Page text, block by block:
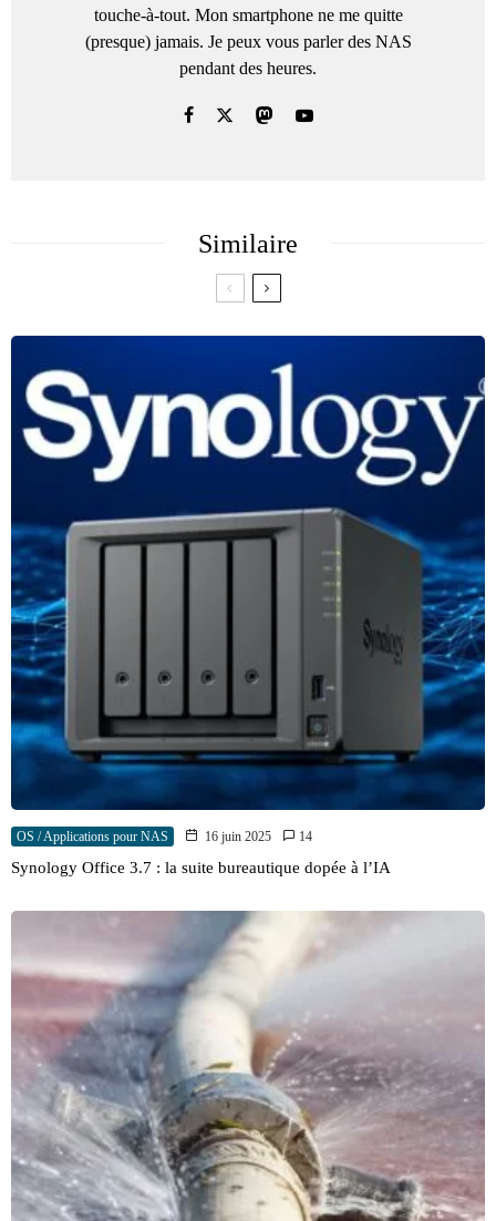
touche-à-tout. Mon smartphone ne me quitte
(presque) jamais. Je peux vous parler des NAS
pendant des heures.
Similaire
OS / Applications pour NAS 16 juin 2025 14
Synology Office 3.7 : la suite bureautique dopée à l’IA